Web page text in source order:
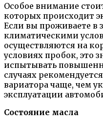
Особое внимание
которых происходит
Если вы проживаете в
климатическими
осуществляются на
условиях пробок, это
испытывать
случаях
вариатора чаще, чем
эксплуатации
Состояние масла